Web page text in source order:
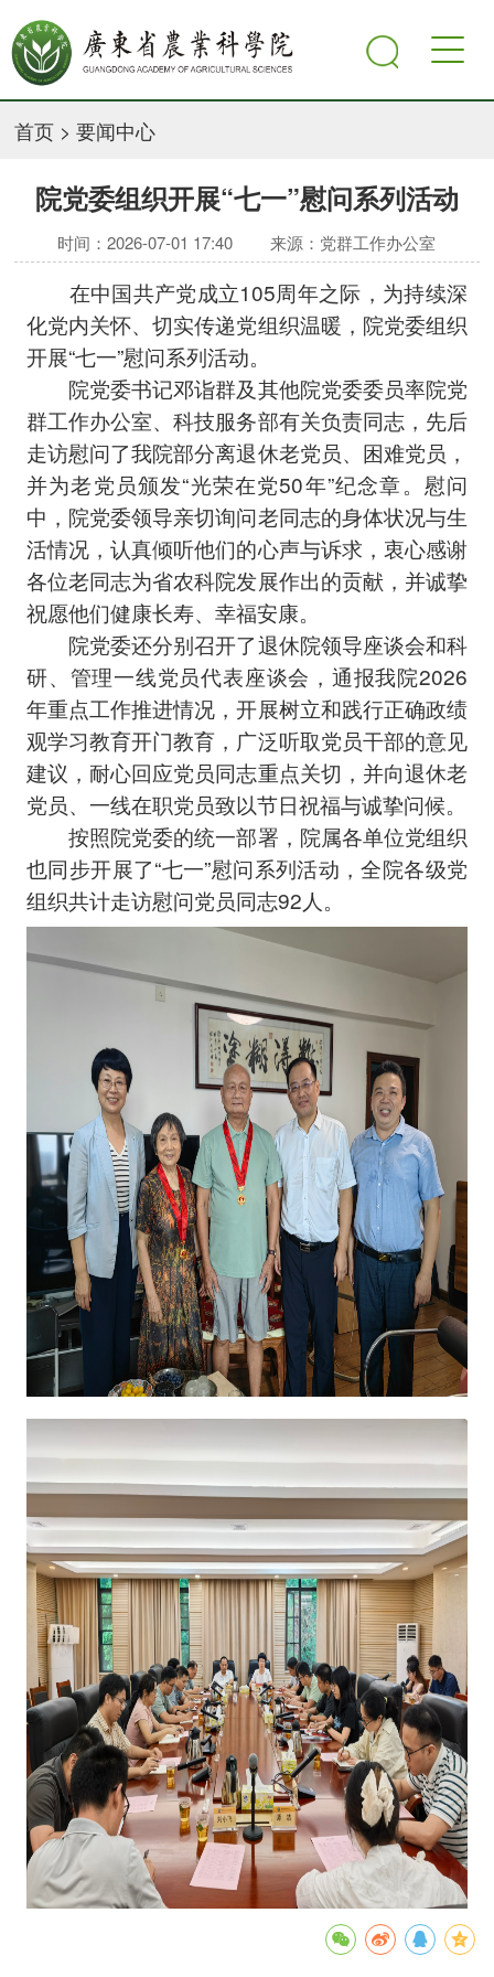
首页 >要闻中心
院党委组织开展“七一”慰问系列活动
时间：2026-07-01 17:40 来源：党群工作办公室
在中国共产党成立105周年之际，为持续深
化党内关怀、切实传递党组织温暖，院党委组织
开展“七一”慰问系列活动。
院党委书记邓诣群及其他院党委委员率院党
群工作办公室、科技服务部有关负责同志，先后
走访慰问了我院部分离退休老党员、困难党员，
并为老党员颁发“光荣在党50年”纪念章。慰问
中，院党委领导亲切询问老同志的身体状况与生
活情况，认真倾听他们的心声与诉求，衷心感谢
各位老同志为省农科院发展作出的贡献，并诚挚
祝愿他们健康长寿、幸福安康。
院党委还分别召开了退休院领导座谈会和科
研、管理一线党员代表座谈会，通报我院2026
年重点工作推进情况，开展树立和践行正确政绩
观学习教育开门教育，广泛听取党员干部的意见
建议，耐心回应党员同志重点关切，并向退休老
党员、一线在职党员致以节日祝福与诚挚问候。
按照院党委的统一部署，院属各单位党组织
也同步开展了“七一”慰问系列活动，全院各级党
组织共计走访慰问党员同志92人。